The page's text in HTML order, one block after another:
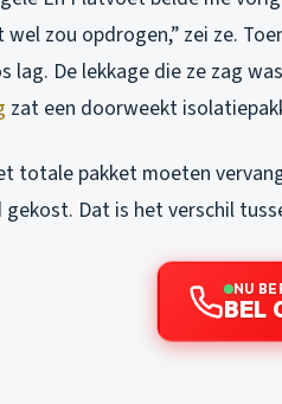
zou opdrogen,” zei ze.
lag. De lekkage die ze zag
zat een doorweekt
totale pakket moeten
Dat is het verschil
NU
BEL